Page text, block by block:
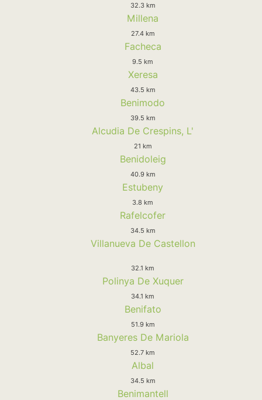
32.3 km
Millena
27.4 km
Facheca
9.5 km
Xeresa
43.5 km
Benimodo
39.5 km
Alcudia De Crespins, L'
21 km
Benidoleig
40.9 km
Estubeny
3.8 km
Rafelcofer
34.5 km
Villanueva De Castellon
32.1 km
Polinya De Xuquer
34.1 km
Benifato
51.9 km
Banyeres De Mariola
52.7 km
Albal
34.5 km
Benimantell